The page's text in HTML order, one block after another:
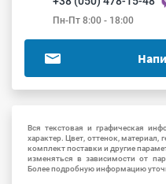
Пн-Пт 8:00 - 18:00
Вся текстовая и графическая
характер. Цвет, оттенок, материал,
комплект поставки и другие
изменяться в зависимости от
Более подробную информацию